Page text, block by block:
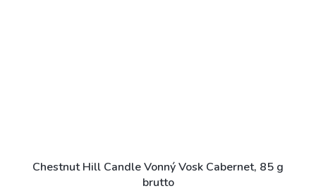
Chestnut Hill Candle Vonný Vosk Cabernet, 85 g
brutto